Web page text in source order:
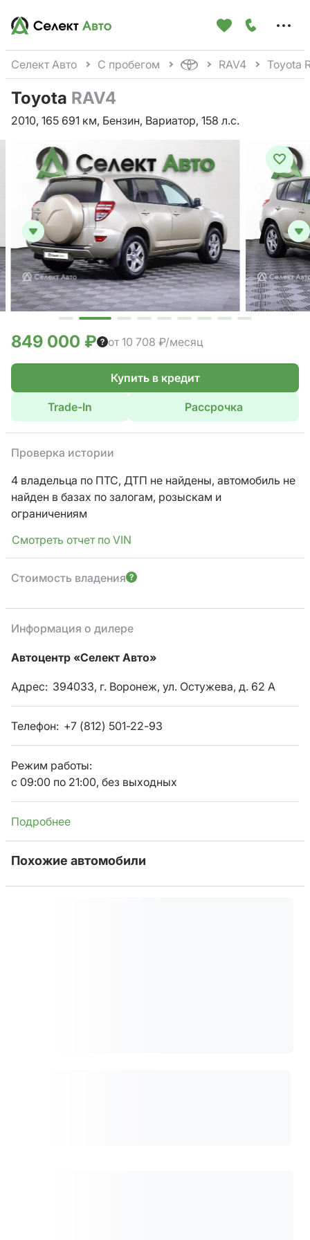
Селект Авто С пробегом RAV4 Toyota
Toyota RAV4
2010, 165 691 км, Бензин, Вариатор, 158 л.с.
849 000 ₽ от 10 708 ₽/месяц
Купить в кредит
Trade-In Рассрочка
Проверка истории
4 владельца по ПТС, ДТП не найдены, автомобиль не
найден в базах по залогам, розыскам и
ограничениям
Смотреть отчет по VIN
Стоимость владения
Информация о дилере
Автоцентр «Селект Авто»
Адрес: 394033, г. Воронеж, ул. Остужева, д. 62 А
Телефон: +7 (812) 501-22-93
Режим работы:
с 09:00 по 21:00, без выходных
Подробнее
Похожие автомобили